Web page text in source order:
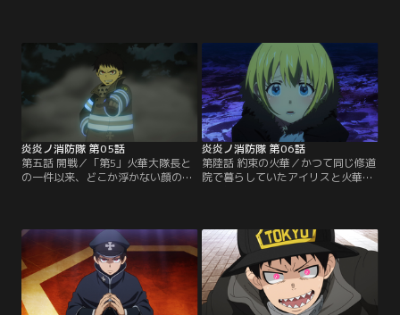
場内にいるのではと密かに目を凝ら
していたのだが、「第1」の新人・
タマキの「ラッキースケベられ」に
巻き込まれ、そのまま競技開始の時
間に……。競技開始直後から一人先
行するシンラだったが…。【提供：
バンダイチャンネル】
で人間のように振る舞う相手に、一
瞬戸惑うが、その使命感と正義感
で”ホムラビト”となったミヤモトを
圧倒する。 だが、そこに突如として
現れたのは、第5特殊消防隊とその
大隊長・プリンセス火華…。【提
供：バンダイチャンネル】
炎炎ノ消防隊 第05話
第五話 開戦／「第5」火華大隊長と
の一件以来、どこか浮かない顔のア
備は、“ホムラビト”の秘密を解明す
るためには、「第5」を調査する必
要があることと、その方法としては
戦闘も辞さないことを隊員達に伝
え、シンラも新たな任務に意気込
む。【提供：バンダイチャンネル】
炎炎ノ消防隊 第06話
第陸話 約束の火華／かつて同じ修道
院で暮らしていたアイリスと火華。
れた……。「第5」火華大隊長に挑
み、猛攻をうけ続けるシンラだった
が、彼女の過去を聞き、奮起。人々
を救う「ヒーロー」としての心持ち
を新たに立ち向かってゆく。【提
供：バンダイチャンネル】